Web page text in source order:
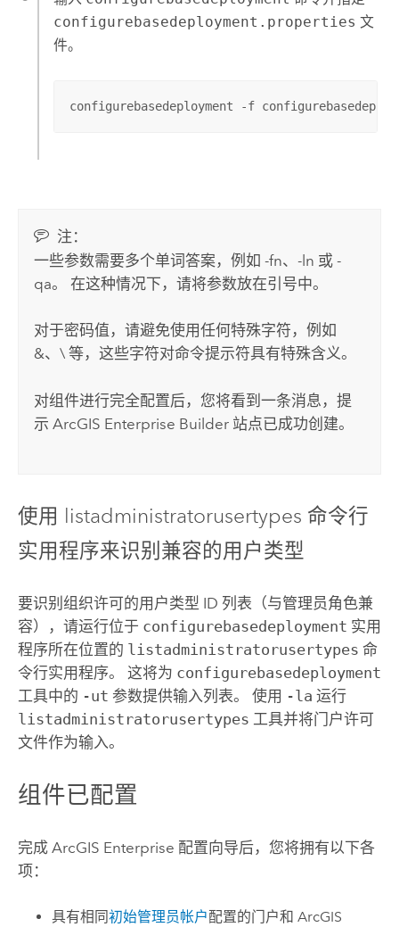
configurebasedeployment.properties 文
件。
configurebasedeployment -f
注：
一些参数需要多个单词答案，例如 -fn、-ln 或 -
qa。 在这种情况下，请将参数放在引号中。
对于密码值，请避免使用任何特殊字符，例如
&、\ 等，这些字符对命令提示符具有特殊含义。
对组件进行完全配置后，您将看到一条消息，提
示ArcGIS Enterprise Builder 站点已成功创建。
使用 listadministratorusertypes 命令行
实用程序来识别兼容的用户类型
要识别组织许可的用户类型 ID 列表（与管理员角色兼
容），请运行位于 configurebasedeployment 实用
程序所在位置的 listadministratorusertypes 命
令行实用程序。 这将为 configurebasedeployment
工具中的 -ut 参数提供输入列表。 使用 -la 运行
listadministratorusertypes 工具并将门户许可
文件作为输入。
组件已配置
完成 ArcGIS Enterprise 配置向导后，您将拥有以下各
项：
具有相同初始管理员帐户配置的门户和ArcGIS